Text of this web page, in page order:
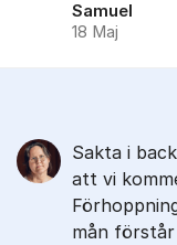
Samuel
18 Maj
Sakta i
att vi
mån